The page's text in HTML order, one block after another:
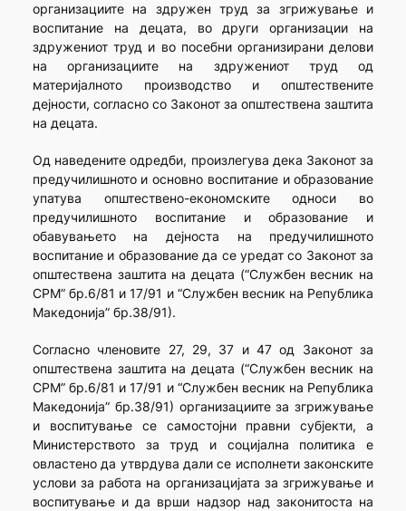
организациите на здружен труд за згрижување и
воспитание на децата, во други организации на
здружениот труд и во посебни организирани делови
на организациите на здружениот труд од
материјалното производство и општествените
дејности, согласно со Законот за општествена заштита
на децата.
Од наведените одредби, произлегува дека Законот за
предучилишното и основно воспитание и образование
упатува општествено-економските односи во
предучилишното воспитание и образование и
обавувањето на дејноста на предучилишното
воспитание и образование да се уредат со Законот за
општествена заштита на децата (“Службен весник на
СРМ” бр.6/81 и 17/91 и “Службен весник на Република
Македонија” бр.38/91).
Согласно членовите 27, 29, 37 и 47 од Законот за
општествена заштита на децата (“Службен весник на
СРМ” бр.6/81 и 17/91 и “Службен весник на Република
Македонија” бр.38/91) организациите за згрижување
и воспитување се самостојни правни субјекти, а
Министерството за труд и социјална политика е
овластено да утврдува дали се исполнети законските
услови за работа на организацијата за згрижување и
воспитување и да врши надзор над законитоста на